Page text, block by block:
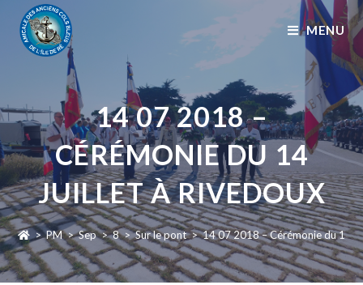
MENU
14 07 2018 –
CÉRÉMONIE DU 14
JUILLET À RIVEDOUX
> PM > Sep > 8 > Sur le pont > 14 07 2018 – Cérémonie du 14